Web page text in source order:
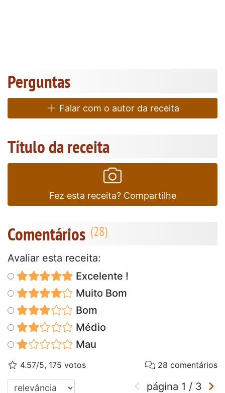
Perguntas
Falar com o autor da receita
Título da receita
Fez esta receita? Compartilhe
Comentários
Avaliar esta receita:
Excelente !
Muito Bom
Bom
Médio
Mau
4.57/5, 175 votos 28 comentários
página 1 / 3